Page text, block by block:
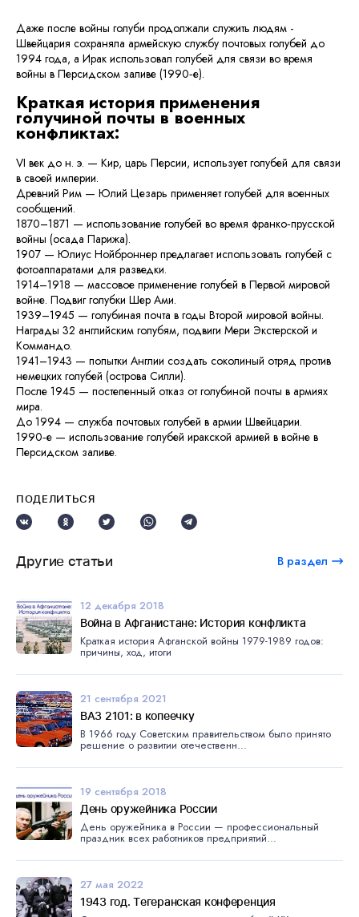
Даже после войны голуби продолжали служить людям -
Швейцария сохраняла армейскую службу почтовых голубей до
1994 года, а Ирак использовал голубей для связи во время
войны в Персидском заливе (1990‑е).
Краткая история применения
голучиной почты в военных
конфликтах:
VI век до н. э. — Кир, царь Персии, использует голубей для связи
в своей империи.
Древний Рим — Юлий Цезарь применяет голубей для военных
сообщений.
1870–1871 — использование голубей во время франко‑прусской
войны (осада Парижа).
1907 — Юлиус Нойброннер предлагает использовать голубей с
фотоаппаратами для разведки.
1914–1918 — массовое применение голубей в Первой мировой
войне. Подвиг голубки Шер Ами.
1939–1945 — голубиная почта в годы Второй мировой войны.
Награды 32 английским голубям, подвиги Мери Экстерской и
Коммандо.
1941–1943 — попытки Англии создать соколиный отряд против
немецких голубей (острова Силли).
После 1945 — постепенный отказ от голубиной почты в армиях
мира.
До 1994 — служба почтовых голубей в армии Швейцарии.
1990‑е — использование голубей иракской армией в войне в
Персидском заливе.
ПОДЕЛИТЬСЯ
Другие статьи В раздел
12 декабря 2018
Война в Афганистане: История конфликта
Краткая история Афганской войны 1979-1989 годов:
причины, ход, итоги
21 сентября 2021
ВАЗ 2101: в копеечку
В 1966 году Советским правительством было принято
решение о развитии отечественн...
19 сентября 2018
День оружейника России
День оружейника в России — профессиональный
праздник всех работников предприятий...
27 мая 2022
1943 год. Тегеранская конференция